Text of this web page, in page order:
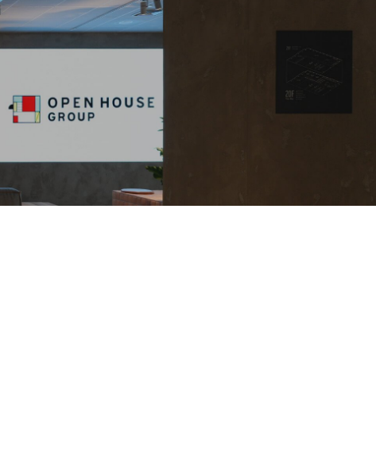
よくあるご質問
免責事項
IR情報開⽰⽅針
Governance（ガバナンス）
サステナブルファイナンス
社会貢献活動
ESG情報索引
企業理念
IRカレンダー
免責事項
IRサイトマップ
IRお問い合わせ
外部評価
社会貢献活動